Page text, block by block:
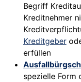
Begriff
Kreditnehmer
Kreditgeber
erfüllen
spezielle Form